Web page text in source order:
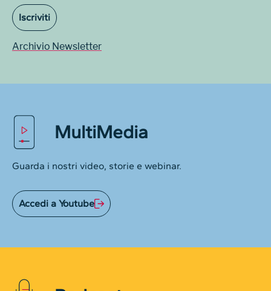
Iscriviti
Archivio Newsletter
MultiMedia
Guarda i nostri video, storie e webinar.
Accedi a Youtube